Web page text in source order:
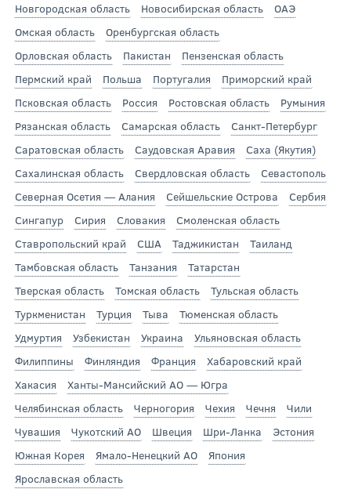
Новгородская область
Новосибирская область
ОАЭ
Омская область
Оренбургская область
Орловская область
Пакистан
Пензенская область
Пермский край
Польша Португалия
Приморский край
Псковская область
Россия Ростовская область
Румыния
Рязанская область
Самарская область
Санкт-Петербург
Саратовская область
Саудовская Аравия
Саха (Якутия)
Сахалинская область
Свердловская область
Севастополь
Северная Осетия — Алания
Сейшельские Острова
Сербия
Сингапур
Сирия Словакия
Смоленская область
Ставропольский край
США Таджикистан
Таиланд
Тамбовская область
Танзания
Татарстан
Тверская область
Томская область
Тульская область
Туркменистан
Турция Тыва
Тюменская область
Удмуртия
Узбекистан Украина
Ульяновская область
Филиппины
Финляндия Франция
Хабаровский край
Хакасия
Ханты-Мансийский АО — Югра
Челябинская область
Черногория Чехия Чечня
Чили
Чувашия
Чукотский АО Швеция Шри-Ланка
Эстония
Южная Корея
Ямало-Ненецкий АО
Япония
Ярославская область